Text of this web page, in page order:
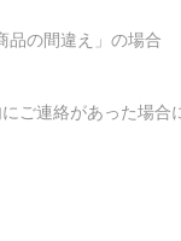
品の間違え」の場合
ご連絡があった場合